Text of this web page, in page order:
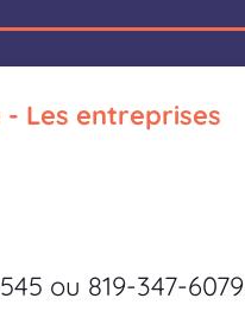
Les entreprises
ou 819-347-6079